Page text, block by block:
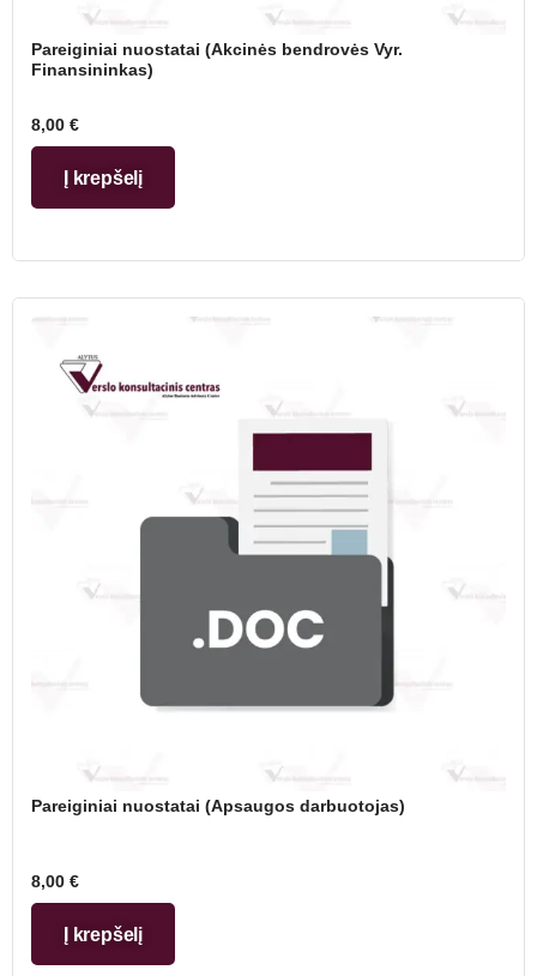
Pareiginiai nuostatai (Akcinės bendrovės Vyr.
Finansininkas)
8,00 €
Į krepšelį
Pareiginiai nuostatai (Apsaugos darbuotojas)
8,00 €
Į krepšelį